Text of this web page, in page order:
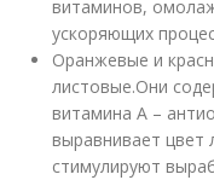
витаминов,
ускоряющих
Оранжевые и
листовые.­Они
витамина А –
выравнивает цвет
стимулируют